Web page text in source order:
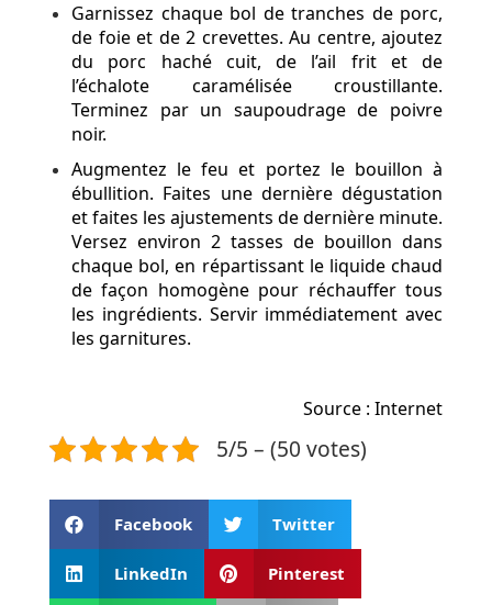
Garnissez chaque bol de tranches de porc,
de foie et de 2 crevettes. Au centre, ajoutez
du porc haché cuit, de l’ail frit et de
l’échalote caramélisée croustillante.
Terminez par un saupoudrage de poivre
noir.
Augmentez le feu et portez le bouillon à
ébullition. Faites une dernière dégustation
et faites les ajustements de dernière minute.
Versez environ 2 tasses de bouillon dans
chaque bol, en répartissant le liquide chaud
de façon homogène pour réchauffer tous
les ingrédients. Servir immédiatement avec
les garnitures.
Source : Internet
5/5 – (50 votes)
Facebook Twitter
LinkedIn Pinterest